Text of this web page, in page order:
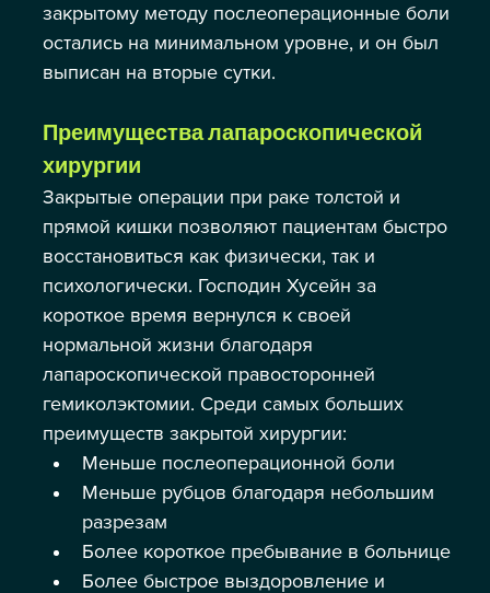
закрытому методу послеоперационные боли
остались на минимальном уровне, и он был
выписан на вторые сутки.
Преимущества лапароскопической
хирургии
Закрытые операции при раке толстой и
прямой кишки позволяют пациентам быстро
восстановиться как физически, так и
психологически. Господин Хусейн за
короткое время вернулся к своей
нормальной жизни благодаря
лапароскопической правосторонней
гемиколэктомии. Среди самых больших
преимуществ закрытой хирургии:
Меньше послеоперационной боли
Меньше рубцов благодаря небольшим
разрезам
Более короткое пребывание в больнице
Более быстрое выздоровление и